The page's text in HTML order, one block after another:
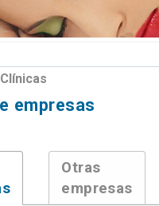
Clínicas
empresas
Otras
empresas